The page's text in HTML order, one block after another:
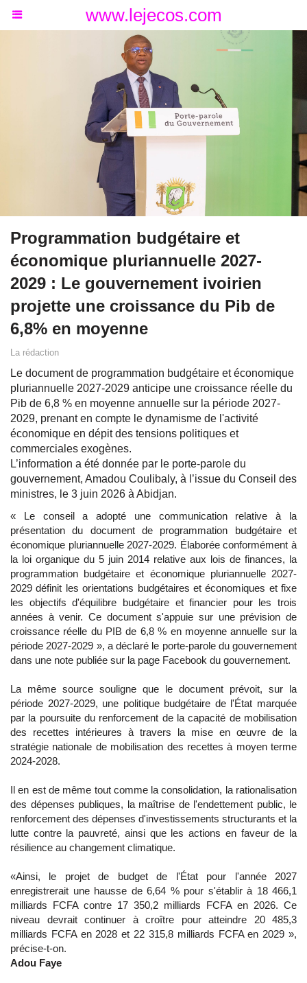
www.lejecos.com
Programmation budgétaire et
économique pluriannuelle 2027-
2029 : Le gouvernement ivoirien
projette une croissance du Pib de
6,8% en moyenne
La rédaction
Le document de programmation budgétaire et économique
pluriannuelle 2027-2029 anticipe une croissance réelle du
Pib de 6,8 % en moyenne annuelle sur la période 2027-
2029, prenant en compte le dynamisme de l'activité
économique en dépit des tensions politiques et
commerciales exogènes.
L’information a été donnée par le porte-parole du
gouvernement, Amadou Coulibaly, à l’issue du Conseil des
ministres, le 3 juin 2026 à Abidjan.
« Le conseil a adopté une communication relative à la
présentation du document de programmation budgétaire et
économique pluriannuelle 2027-2029. Élaborée conformément à
la loi organique du 5 juin 2014 relative aux lois de finances, la
programmation budgétaire et économique pluriannuelle 2027-
2029 définit les orientations budgétaires et économiques et fixe
les objectifs d'équilibre budgétaire et financier pour les trois
années à venir. Ce document s'appuie sur une prévision de
croissance réelle du PIB de 6,8 % en moyenne annuelle sur la
période 2027-2029 », a déclaré le porte-parole du gouvernement
dans une note publiée sur la page Facebook du gouvernement.
La même source souligne que le document prévoit, sur la
période 2027-2029, une politique budgétaire de l'État marquée
par la poursuite du renforcement de la capacité de mobilisation
des recettes intérieures à travers la mise en œuvre de la
stratégie nationale de mobilisation des recettes à moyen terme
2024-2028.
Il en est de même tout comme la consolidation, la rationalisation
des dépenses publiques, la maîtrise de l'endettement public, le
renforcement des dépenses d'investissements structurants et la
lutte contre la pauvreté, ainsi que les actions en faveur de la
résilience au changement climatique.
«Ainsi, le projet de budget de l'État pour l'année 2027
enregistrerait une hausse de 6,64 % pour s'établir à 18 466,1
milliards FCFA contre 17 350,2 milliards FCFA en 2026. Ce
niveau devrait continuer à croître pour atteindre 20 485,3
milliards FCFA en 2028 et 22 315,8 milliards FCFA en 2029 »,
précise-t-on.
Adou Faye